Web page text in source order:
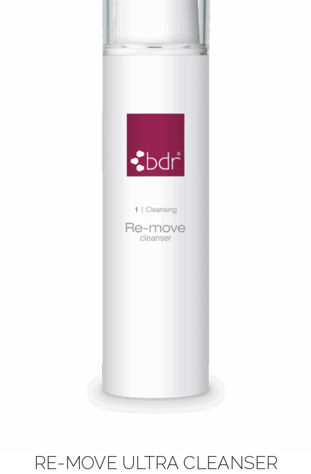
RE-MOVE ULTRA CLEANSER